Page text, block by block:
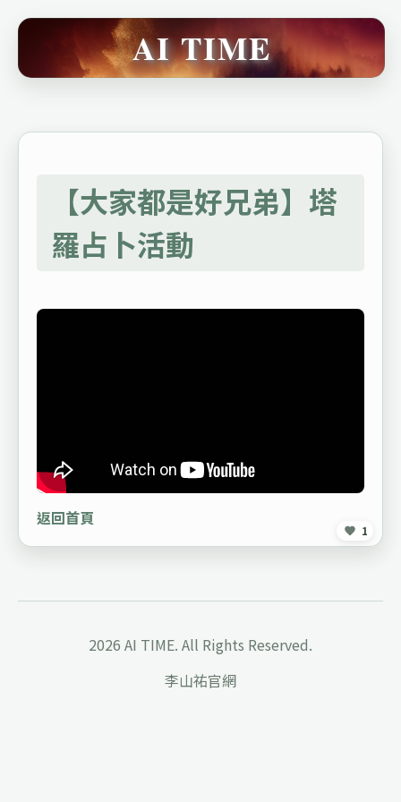
AI TIME
1
【大家都是好兄弟】塔
羅占卜活動
返回首頁
2026 AI TIME. All Rights Reserved.
李山祐官網